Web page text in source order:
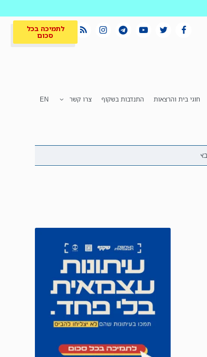
לתמיכה בכל
סכום
חוגי בית והרצאות התנדבות בשקוף צרו קשר EN
המקום הכי חם לתמיכה בכל